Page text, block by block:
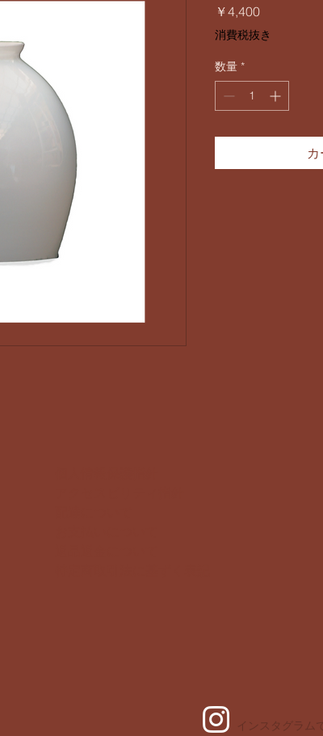
￥4,400価
格
消費税抜き
数量 *
インスタグラム